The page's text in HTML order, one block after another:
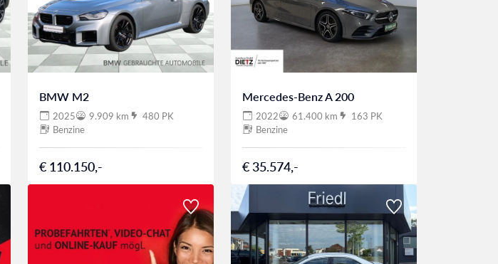
BMW M2
2025 9.909 km
480 PK
Benzine
€ 110.150,-
Mercedes-Benz A 200
2022 61.400 km
163 PK
Benzine
€ 35.574,-